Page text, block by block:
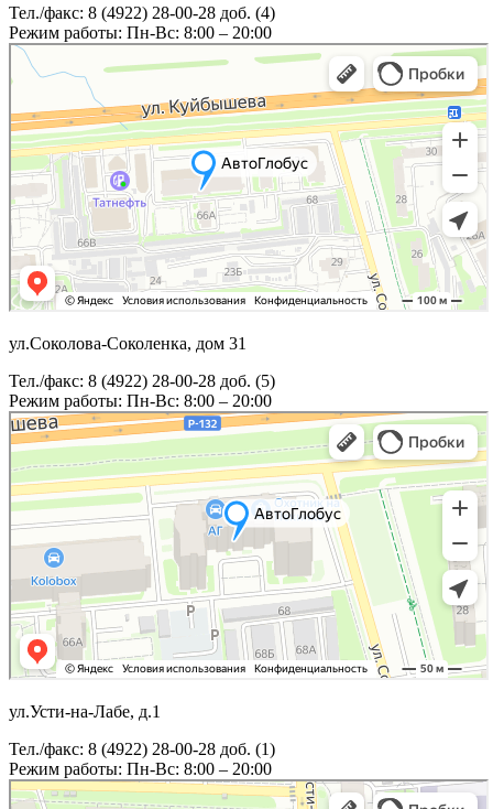
Тел./факс: 8 (4922) 28-00-28 доб. (4)
Режим работы: Пн-Вс: 8:00 – 20:00
ул.Соколова-Соколенка, дом 31
Тел./факс: 8 (4922) 28-00-28 доб. (5)
Режим работы: Пн-Вс: 8:00 – 20:00
ул.Усти-на-Лабе, д.1
Тел./факс: 8 (4922) 28-00-28 доб. (1)
Режим работы: Пн-Вс: 8:00 – 20:00